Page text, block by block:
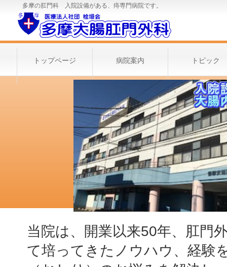
多摩の肛門科 入院設備がある、痔専門病院です。
当院は、開業以来50年、肛門
て培ってきたノウハウ、経験
トップページ 病院案内 トピック